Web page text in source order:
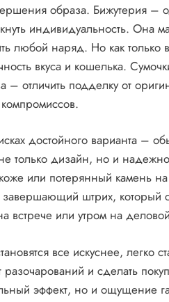
образа. Бижутерия –
индивидуальность. Она
любой наряд. Но как только
вкуса и кошелька.
– отличить подделку от
достойного варианта –
только дизайн, но и
или потерянный камень
завершающий штрих,
встрече или утром на
все искуснее, легко
разочарований и сделать
эффект, но и ощущение